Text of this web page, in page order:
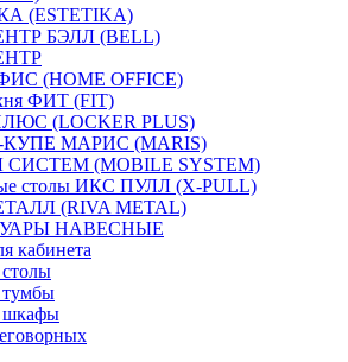
(ESTETIKA)
БЭЛЛ (BELL)
(HOME OFFICE)
ФИТ (FIT)
(LOCKER PLUS)
МАРИС (MARIS)
(MOBILE SYSTEM)
столы ИКС ПУЛЛ (X-PULL)
(RIVA METAL)
НАВЕСНЫЕ
кабинета